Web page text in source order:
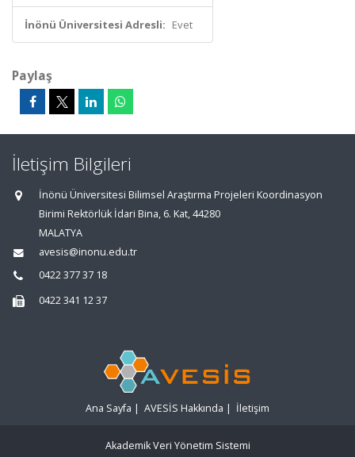
İnönü Üniversitesi Adresli: Evet
Paylaş
İletişim Bilgileri
İnönü Üniversitesi Bilimsel Araştırma Projeleri Koordinasyon
Birimi Rektörlük İdari Bina, 6. Kat, 44280
MALATYA
avesis@inonu.edu.tr
0422 377 37 18
0422 341 12 37
Ana Sayfa | AVESİS Hakkında | İletişim
Akademik Veri Yönetim Sistemi